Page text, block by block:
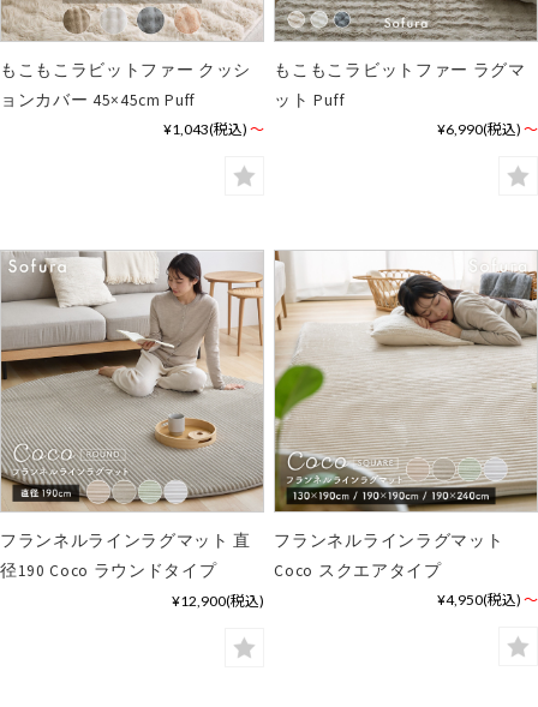
もこもこラビットファー クッシ
ョンカバー 45×45cm Puff
¥1,043(税込) ～
もこもこラビットファー ラグマ
ット Puff
¥6,990(税込) ～
フランネルラインラグマット 直
径190 Coco ラウンドタイプ
¥12,900(税込)
フランネルラインラグマット
Coco スクエアタイプ
¥4,950(税込) ～